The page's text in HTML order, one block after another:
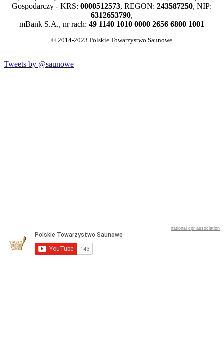
Gospodarczy - KRS: 0000512573, REGON: 243587250, NIP:
6312653790,
mBank S.A., nr rach: 49 1140 1010 0000 2656 6800 1001
© 2014-2023 Polskie Towarzystwo Saunowe
Tweets by @saunowe
national cpr association